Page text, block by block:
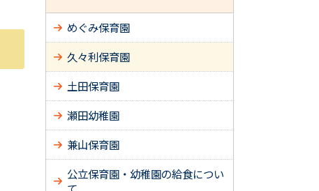
めぐみ保育園
久々利保育園
土田保育園
瀬田幼稚園
兼山保育園
公立保育園・幼稚園の給食につい